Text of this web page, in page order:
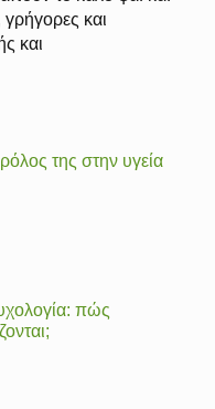
γρήγορες και
και
της στην υγεία
πώς